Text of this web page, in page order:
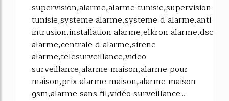
supervision,alarme,alarme tunisie,supervision
tunisie,systeme alarme,systeme d alarme,anti
intrusion,installation alarme,elkron alarme,dsc
alarme,centrale d alarme,sirene
alarme,telesurveillance,video
surveillance,alarme maison,alarme pour
maison,prix alarme maison,alarme maison
gsm,alarme sans fil,vidéo surveillance...